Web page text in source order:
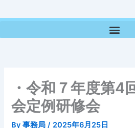
・令和７年度第4
会定例研修会
By事務局/ 2025年6月25日